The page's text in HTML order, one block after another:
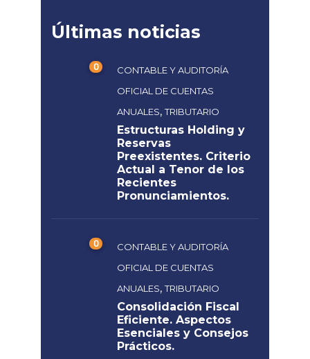
Últimas noticias
0
CONTABLE Y AUDITORÍA
OFICIAL DE CUENTAS
ANUALES,TRIBUTARIO
Estructuras Holding y
Reservas
Preexistentes. Criterio
Actual a Tenor de los
Recientes
Pronunciamientos.
0
CONTABLE Y AUDITORÍA
OFICIAL DE CUENTAS
ANUALES,TRIBUTARIO
Consolidación Fiscal
Eficiente. Aspectos
Esenciales y Consejos
Prácticos.